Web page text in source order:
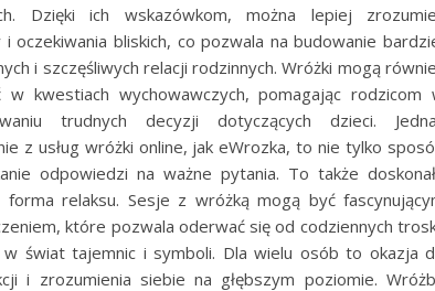
Dzięki ich wskazówkom, można lepiej
oczekiwania bliskich, co pozwala na budowanie
i szczęśliwych relacji rodzinnych. Wróżki mogą
w kwestiach wychowawczych, pomagając rodzicom
trudnych decyzji dotyczących dzieci.
z usług wróżki online, jak eWrozka, to nie tylko
odpowiedzi na ważne pytania. To także
forma relaksu. Sesje z wróżką mogą być
które pozwala oderwać się od codziennych
w świat tajemnic i symboli. Dla wielu osób to okazja
i zrozumienia siebie na głębszym poziomie.